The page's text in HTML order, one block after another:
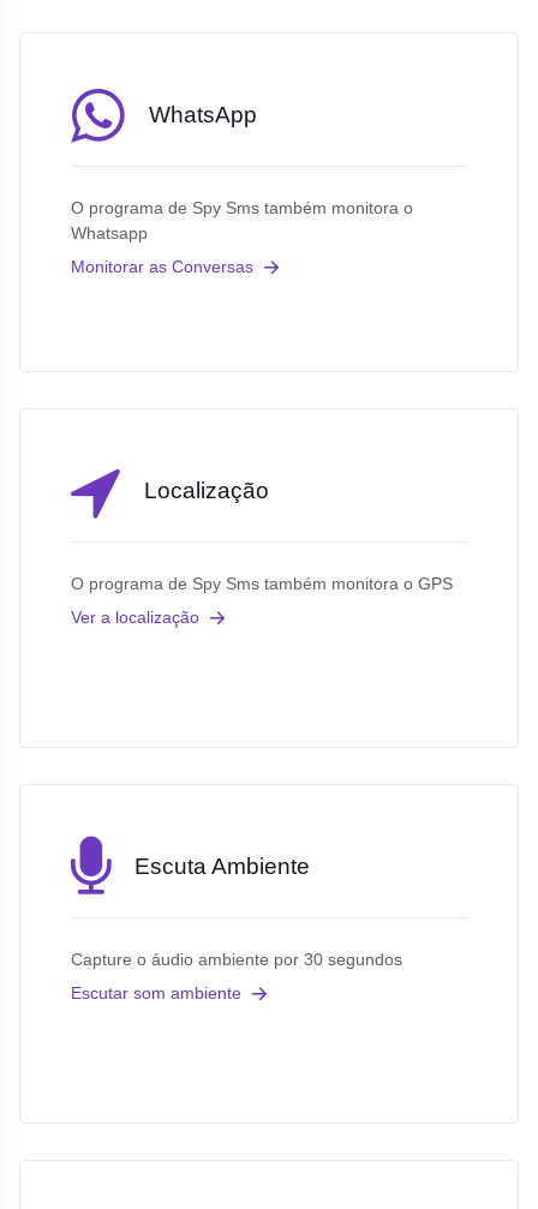
WhatsApp
O programa de Spy Sms também monitora o
Whatsapp
Monitorar as Conversas
Localização
O programa de Spy Sms também monitora o GPS
Ver a localização
Escuta Ambiente
Capture o áudio ambiente por 30 segundos
Escutar som ambiente